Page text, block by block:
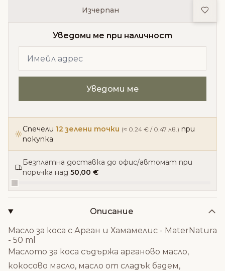
Изчерпан
Уведоми ме при наличност
Спечели 12 зелени точки (≈ 0.24 € / 0.47 лв.) при
покупка
Безплатна доставка до офис/автомат при
поръчка над 50,00 €
Описание
Масло за коса с Арган и Хамамелис - MaterNatura
- 50 ml
Маслото за коса съдържа арганово масло,
кокосово масло, масло от сладък бадем,